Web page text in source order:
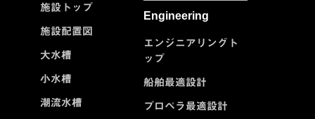
施設トップ
施設配置図
大水槽
小水槽
潮流水槽
Engineering
エンジニアリングト
ップ
船舶最適設計
プロペラ最適設計